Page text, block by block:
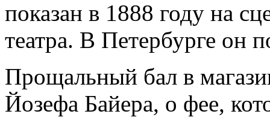
показан в 1888 году на
театра. В Петербурге он
Прощальный бал в
Йозефа Байера, о фее,